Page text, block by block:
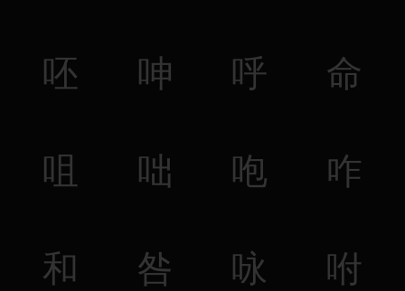
呸 呻 呼 命
咀 咄 咆 咋
和 咎 咏 咐